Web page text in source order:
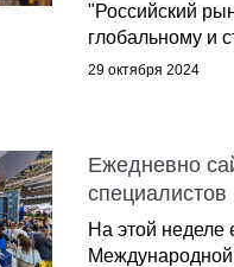
"Российский
глобальному и
29 октября 2024
Ежедневно
На этой неделе